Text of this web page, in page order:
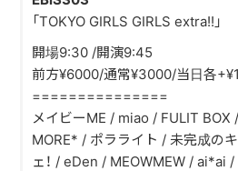
LIVE
「TOKYO GIRLS GIRLS extra!!」
開場9:30 /開演9:45
前方¥6000/通常¥3000/当日各
===============
メイビーME / miao / FULIT
MORE* / ポラライト / 未完成の
ェ！ / eDen / MEOWMEW / ai*ai